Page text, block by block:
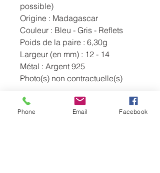
possible)
Origine : Madagascar
Couleur : Bleu - Gris - Reflets
Poids de la paire : 6,30g
Largeur (en mm) : 12 - 14
Métal : Argent 925
Photo(s) non contractuelle(s)
Phone Email Facebook